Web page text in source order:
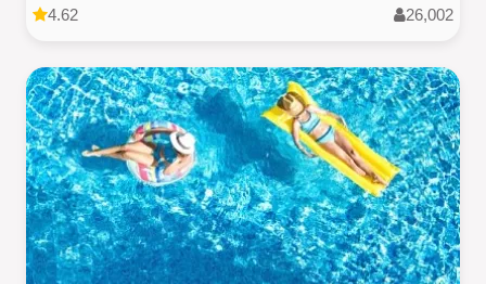
4.62 26,002